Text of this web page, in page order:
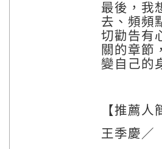
最後，我
去、頻頻
切勸告有
關的章節
變自己的
【推薦人
王季慶／